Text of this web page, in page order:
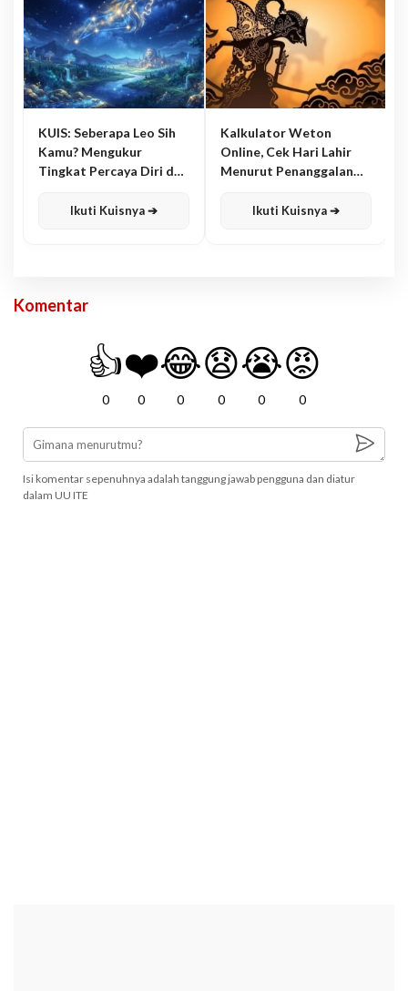
KUIS: Seberapa Leo Sih
Kamu? Mengukur
Tingkat Percaya Diri dan
Ikuti Kuisnya ➔
Kalkulator Weton
Online, Cek Hari Lahir
Menurut Penanggalan
Ikuti Kuisnya ➔
Komentar
👍
0
❤️
0
😂
0
😧
0
😭
0
😡
0
Isi komentar sepenuhnya adalah tanggung jawab pengguna dan diatur
dalam UU ITE